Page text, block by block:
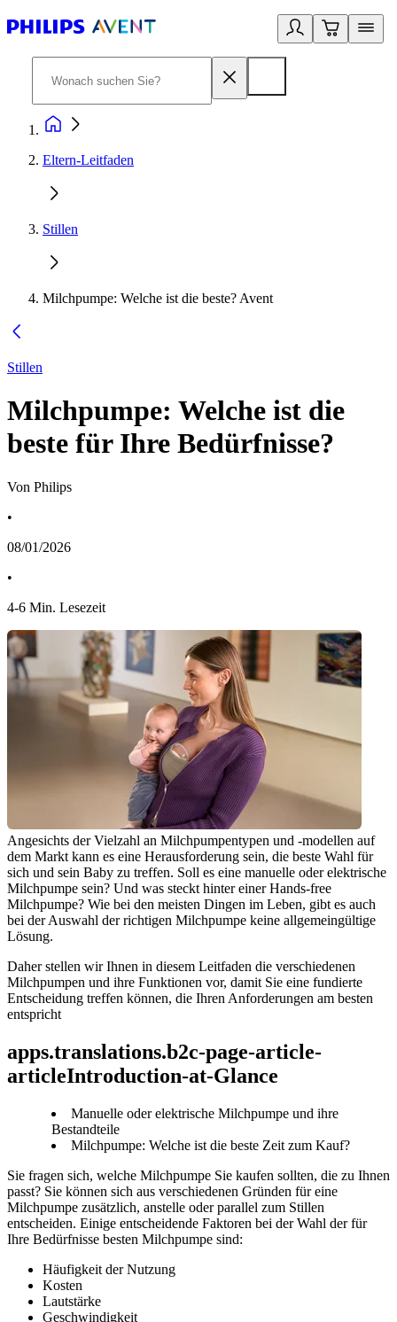
Eltern-Leitfaden
Stillen
Milchpumpe: Welche ist die beste? Avent
Stillen
Milchpumpe: Welche ist die
beste für Ihre Bedürfnisse?
Von Philips
•
08/01/2026
•
4-6 Min. Lesezeit
Angesichts der Vielzahl an Milchpumpentypen und -modellen auf
dem Markt kann es eine Herausforderung sein, die beste Wahl für
sich und sein Baby zu treffen. Soll es eine manuelle oder elektrische
Milchpumpe sein? Und was steckt hinter einer Hands-free
Milchpumpe? Wie bei den meisten Dingen im Leben, gibt es auch
bei der Auswahl der richtigen Milchpumpe keine allgemeingültige
Lösung.
Daher stellen wir Ihnen in diesem Leitfaden die verschiedenen
Milchpumpen und ihre Funktionen vor, damit Sie eine fundierte
Entscheidung treffen können, die Ihren Anforderungen am besten
entspricht
apps.translations.b2c-page-article-
articleIntroduction-at-Glance
Manuelle oder elektrische Milchpumpe und ihre
Bestandteile
Milchpumpe: Welche ist die beste Zeit zum Kauf?
Sie fragen sich, welche Milchpumpe Sie kaufen sollten, die zu Ihnen
passt? Sie können sich aus verschiedenen Gründen für eine
Milchpumpe zusätzlich, anstelle oder parallel zum Stillen
entscheiden. Einige entscheidende Faktoren bei der Wahl der für
Ihre Bedürfnisse besten Milchpumpe sind:
Häufigkeit der Nutzung
Kosten
Lautstärke
Geschwindigkeit